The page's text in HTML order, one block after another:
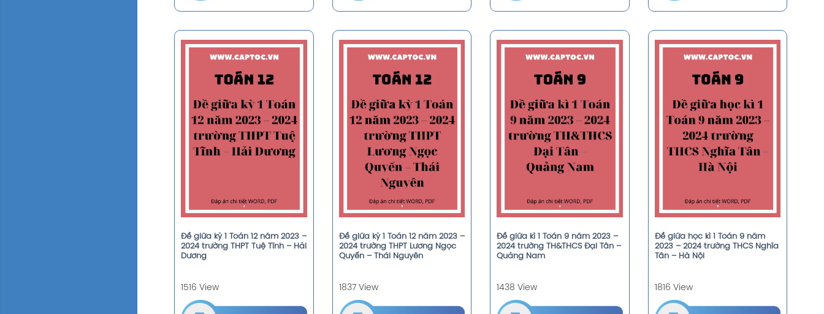
Đề giữa kỳ 1 Toán 12 năm 2023 –
2024 trường THPT Tuệ Tĩnh – Hải
Dương
1516 View
Đề giữa kỳ 1 Toán 12 năm 2023 –
2024 trường THPT Lương Ngọc
Quyến – Thái Nguyên
1837 View
Đề giữa kì 1 Toán 9 năm 2023 –
2024 trường TH&THCS Đại Tân –
Quảng Nam
1438 View
Đề giữa học kì 1 Toán 9 năm
2023 – 2024 trường THCS Nghĩa
Tân – Hà Nội
1816 View